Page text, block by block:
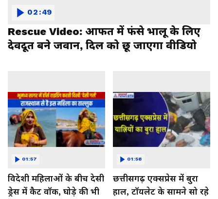
Rescue Video: आफत में फंसे भालू के लिए
देवदूत बने जवान, दिल को छू जाएगा वीडियो
02:49
विदेशी महिलाओं के बीच देसी
ड्रेस में कैट वॉक, घोड़े की भी
01:57
छत्तीसगढ़ एक्सप्रेस में बुरा
हाल, टॉयलेट के सामने सो रहे
01:58